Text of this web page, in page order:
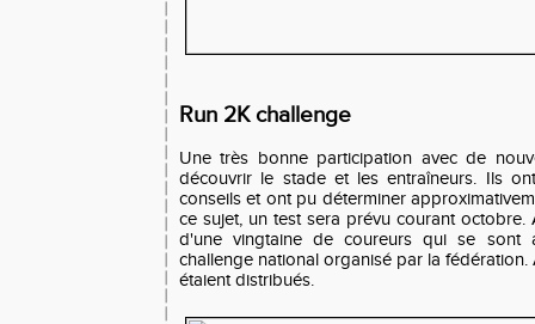
Run 2K challenge
Une très bonne participation avec de
découvrir le stade et les entraîneurs. Ils
conseils et ont pu déterminer
ce sujet, un test sera prévu courant octobre.
d'une vingtaine de coureurs qui se sont
challenge national organisé par la
étaient distribués.